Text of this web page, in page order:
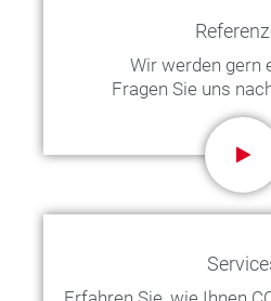
Wir werden gern
Fragen Sie uns